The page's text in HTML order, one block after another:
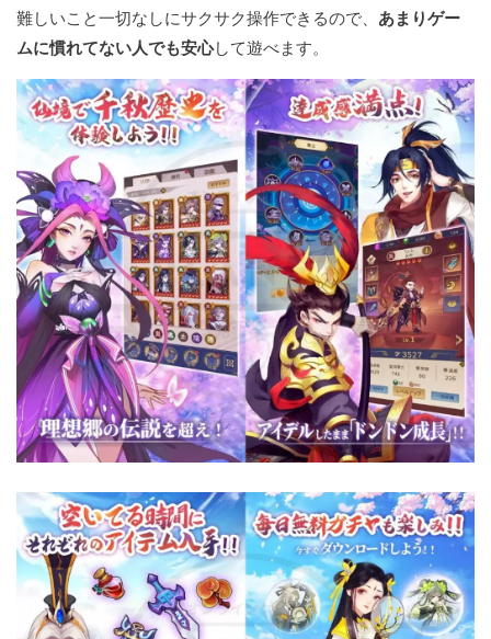
難しいこと一切なしにサクサク操作できるので、 あまりゲー
ムに慣れてない人でも安心して遊べます。